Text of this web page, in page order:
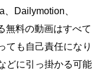
Dailymotion、
無料の動画はすべて
ても自己責任になり
どに引っ掛かる可能